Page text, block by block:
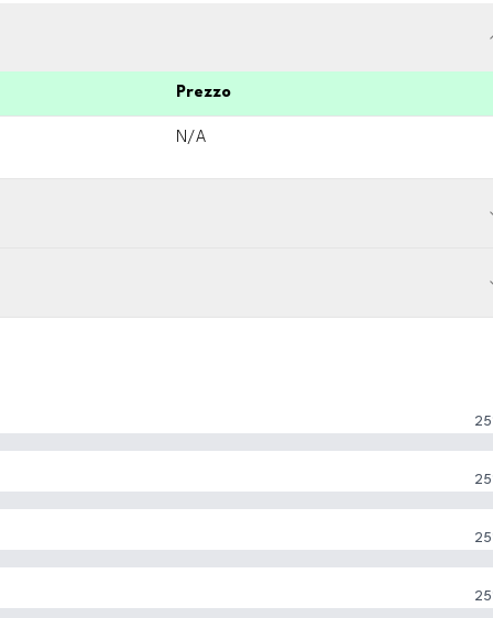
Prezzo
N/A
25
25
25
25